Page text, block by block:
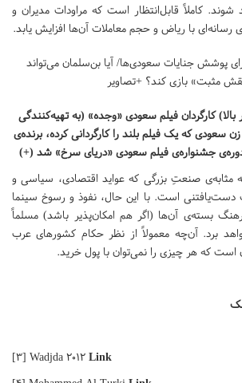
شوند. کاملاً قابل‌انتظار است که مراودات مدیران و
رسانه‌ای با ریاض و حجم معاملات آن‌ها افزایش یابد.
کارگردان فیلم سعودی «وجده» (به تهیه‌کنندگی
سعودی که یک فیلم بلند را کارگردانی کرده، برنده‌ی
دوره‌ی جشنواره‌ی فیلم سعودی «دریای سرخ» شد (+)
مثابه‌ی صنعتِ بزرگی که عواید اقتصادی، سیاسی و
است. با این حال، نفوذ و رسوخ سینما
بسته‌ی آن‌ها (اگر هم امکان‌پذیر باشد) مسلماً
برد. آن‌چه معمولاً از نظر حکام کشورهای عرب
که هر چیزی را نمی‌توان با پول خرید.
[۳] Wadjda ۲۰۱۲ Link